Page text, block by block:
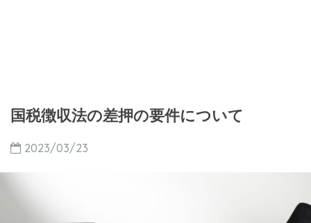
国税徴収法の差押の要件について
2023/03/23